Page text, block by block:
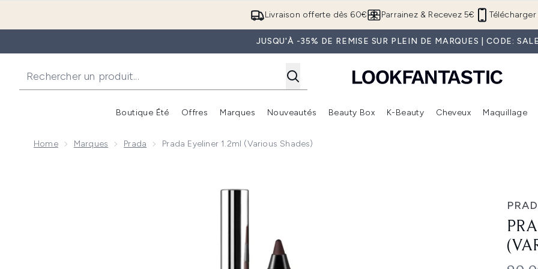
Passer au contenu principal
Livraison offerte dès 60€ Télécharger
Parrainez & Recevez 5€
JUSQU'À -35% DE REMISE SUR PLEIN DE MARQUES | CODE:
Boutique Été
Accédez au sous-menu (Boutique Été )
Offres
Accédez au sous-menu (Offres)
Marques
Accédez au sous-menu (Marques)
Nouveautés
Accédez au sous-menu (Nouveautés)
Beauty Box
Accédez au sous-menu (Beauty Box)
K-Beauty Cheveux Maquillage
Home Marques Prada Prada Eyeliner 1.2ml (Various Shades)